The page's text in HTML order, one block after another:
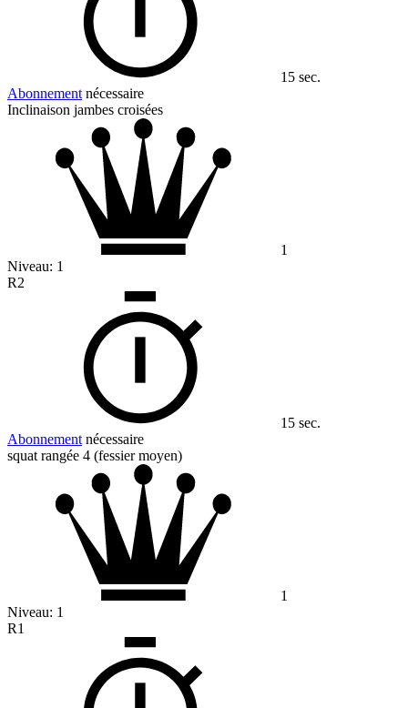
15 sec.
Abonnement nécessaire
Inclinaison jambes croisées
1
Niveau: 1
R2
15 sec.
Abonnement nécessaire
squat rangée 4 (fessier moyen)
1
Niveau: 1
R1